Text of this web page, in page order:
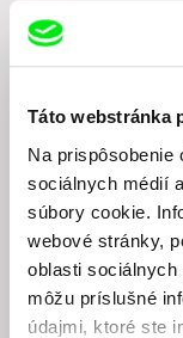
Táto webstránka
Na prispôsobenie
sociálnych médií
súbory cookie.
webové stránky,
oblasti
môžu príslušné
údajmi, ktoré ste
Mania Akbari
Mesiac pre môjho